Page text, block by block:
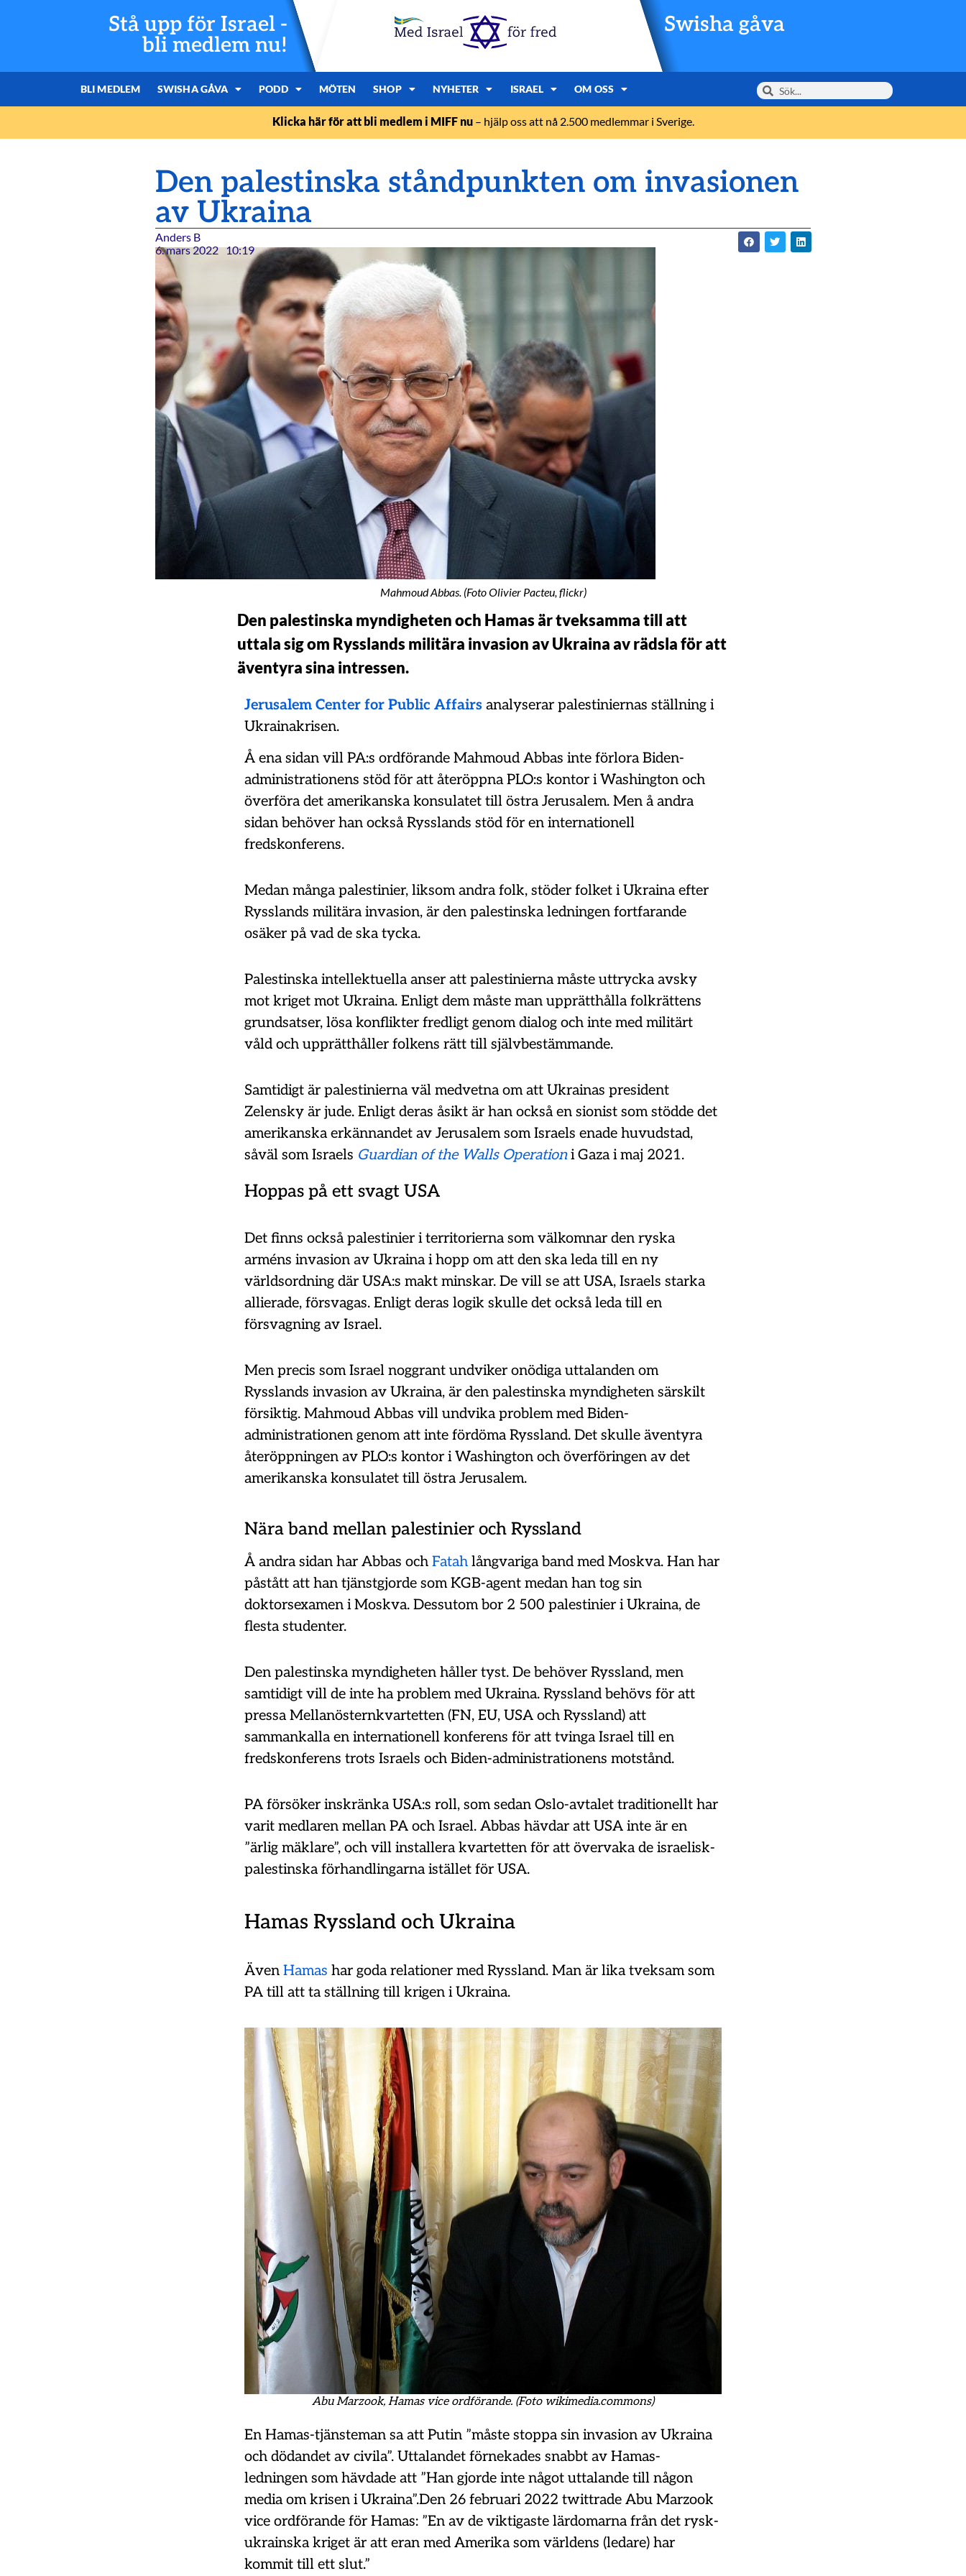
Stå upp för Israel -
bli medlem nu!
Swisha gåva
BLI MEDLEM SWISHA GÅVA PODD MÖTEN SHOP NYHETER ISRAEL OM OSS
Klicka här för att bli medlem i MIFF nu– hjälp oss att nå 2.500 medlemmar i Sverige.
Den palestinska ståndpunkten om invasionen
av Ukraina
Anders B
6. mars 2022 10:19
Mahmoud Abbas. (Foto Olivier Pacteu, flickr)
Den palestinska myndigheten och Hamas är tveksamma till att
uttala sig om Rysslands militära invasion av Ukraina av rädsla för att
äventyra sina intressen.
Jerusalem Center for Public Affairs analyserar palestiniernas ställning i
Ukrainakrisen.
Å ena sidan vill PA:s ordförande Mahmoud Abbas inte förlora Biden-
administrationens stöd för att återöppna PLO:s kontor i Washington och
överföra det amerikanska konsulatet till östra Jerusalem. Men å andra
sidan behöver han också Rysslands stöd för en internationell
fredskonferens.
Medan många palestinier, liksom andra folk, stöder folket i Ukraina efter
Rysslands militära invasion, är den palestinska ledningen fortfarande
osäker på vad de ska tycka.
Palestinska intellektuella anser att palestinierna måste uttrycka avsky
mot kriget mot Ukraina. Enligt dem måste man upprätthålla folkrättens
grundsatser, lösa konflikter fredligt genom dialog och inte med militärt
våld och upprätthåller folkens rätt till självbestämmande.
Samtidigt är palestinierna väl medvetna om att Ukrainas president
Zelensky är jude. Enligt deras åsikt är han också en sionist som stödde det
amerikanska erkännandet av Jerusalem som Israels enade huvudstad,
såväl som Israels Guardian of the Walls Operationi Gaza i maj 2021.
Hoppas på ett svagt USA
Det finns också palestinier i territorierna som välkomnar den ryska
arméns invasion av Ukraina i hopp om att den ska leda till en ny
världsordning där USA:s makt minskar. De vill se att USA, Israels starka
allierade, försvagas. Enligt deras logik skulle det också leda till en
försvagning av Israel.
Men precis som Israel noggrant undviker onödiga uttalanden om
Rysslands invasion av Ukraina, är den palestinska myndigheten särskilt
försiktig. Mahmoud Abbas vill undvika problem med Biden-
administrationen genom att inte fördöma Ryssland. Det skulle äventyra
återöppningen av PLO:s kontor i Washington och överföringen av det
amerikanska konsulatet till östra Jerusalem.
Nära band mellan palestinier och Ryssland
Å andra sidan har Abbas och Fatah långvariga band med Moskva. Han har
påstått att han tjänstgjorde som KGB-agent medan han tog sin
doktorsexamen i Moskva. Dessutom bor 2 500 palestinier i Ukraina, de
flesta studenter.
Den palestinska myndigheten håller tyst. De behöver Ryssland, men
samtidigt vill de inte ha problem med Ukraina. Ryssland behövs för att
pressa Mellanösternkvartetten (FN, EU, USA och Ryssland) att
sammankalla en internationell konferens för att tvinga Israel till en
fredskonferens trots Israels och Biden-administrationens motstånd.
PA försöker inskränka USA:s roll, som sedan Oslo-avtalet traditionellt har
varit medlaren mellan PA och Israel. Abbas hävdar att USA inte är en
”ärlig mäklare”, och vill installera kvartetten för att övervaka de israelisk-
palestinska förhandlingarna istället för USA.
Hamas Ryssland och Ukraina
Även Hamas har goda relationer med Ryssland. Man är lika tveksam som
PA till att ta ställning till krigen i Ukraina.
Abu Marzook, Hamas vice ordförande. (Foto wikimedia.commons)
En Hamas-tjänsteman sa att Putin ”måste stoppa sin invasion av Ukraina
och dödandet av civila”. Uttalandet förnekades snabbt av Hamas-
ledningen som hävdade att ”Han gjorde inte något uttalande till någon
media om krisen i Ukraina”.Den 26 februari 2022 twittrade Abu Marzook
vice ordförande för Hamas: ”En av de viktigaste lärdomarna från det rysk-
ukrainska kriget är att eran med Amerika som världens (ledare) har
kommit till ett slut.”